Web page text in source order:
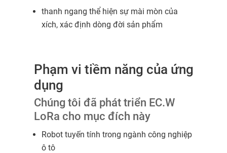
thanh ngang thể hiện sự mài mòn của
xích, xác định dòng đời sản phẩm
Phạm vi tiềm năng của ứng
dụng
Chúng tôi đã phát triển EC.W
LoRa cho mục đích này
Robot tuyến tính trong ngành công nghiệp
ô tô